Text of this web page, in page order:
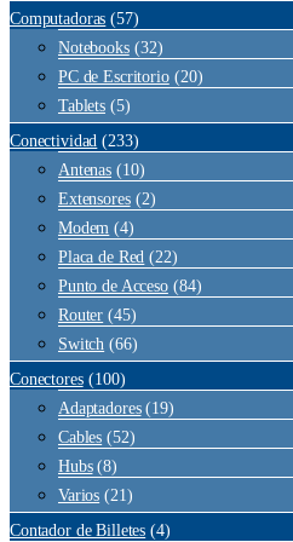
Computadoras (57)
Notebooks (32)
PC de Escritorio (20)
Tablets (5)
Conectividad (233)
Antenas (10)
Extensores (2)
Modem (4)
Placa de Red (22)
Punto de Acceso (84)
Router (45)
Switch (66)
Conectores (100)
Adaptadores (19)
Cables (52)
Hubs (8)
Varios (21)
Contador de Billetes (4)